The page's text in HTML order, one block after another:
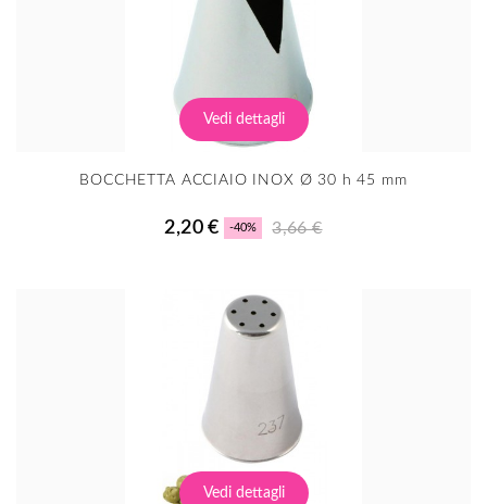
Vedi dettagli
BOCCHETTA ACCIAIO INOX Ø 30 h 45 mm
2,20 € -40% 3,66 €
Vedi dettagli